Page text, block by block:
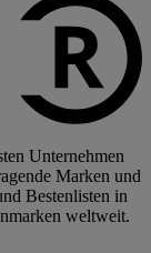
Unternehmen
Marken und
Bestenlisten in
weltweit.